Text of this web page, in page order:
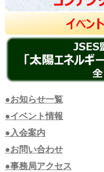
●お知らせ一覧
●イベント情報
●入会案内
●お問い合わせ
●事務局アクセス